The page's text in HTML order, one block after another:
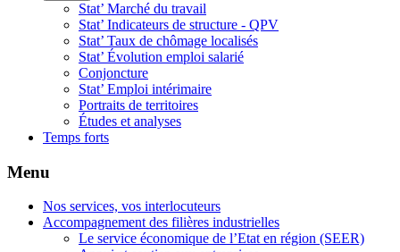
Stat’ Marché du travail
Stat’ Indicateurs de structure - QPV
Stat’ Taux de chômage localisés
Stat’ Évolution emploi salarié
Conjoncture
Stat’ Emploi intérimaire
Portraits de territoires
Études et analyses
Temps forts
Menu
Nos services, vos interlocuteurs
Accompagnement des filières industrielles
Le service économique de l’Etat en région (SEER)